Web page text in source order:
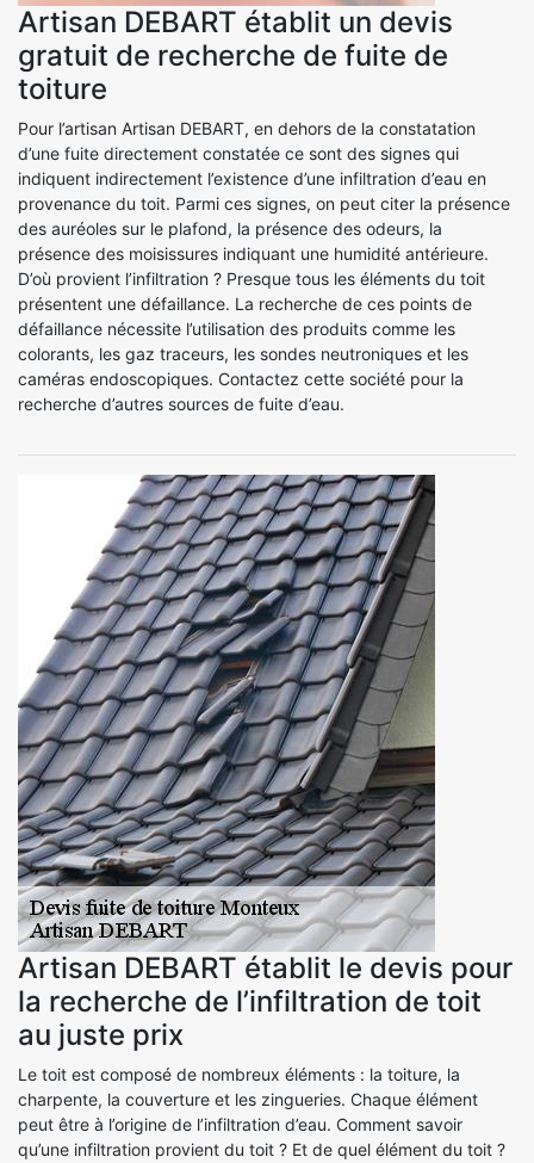
Artisan DEBART établit un devis
gratuit de recherche de fuite de
toiture
Pour l’artisan Artisan DEBART, en dehors de la constatation
d’une fuite directement constatée ce sont des signes qui
indiquent indirectement l’existence d’une infiltration d’eau en
provenance du toit. Parmi ces signes, on peut citer la présence
des auréoles sur le plafond, la présence des odeurs, la
présence des moisissures indiquant une humidité antérieure.
D’où provient l’infiltration ? Presque tous les éléments du toit
présentent une défaillance. La recherche de ces points de
défaillance nécessite l’utilisation des produits comme les
colorants, les gaz traceurs, les sondes neutroniques et les
caméras endoscopiques. Contactez cette société pour la
recherche d’autres sources de fuite d’eau.
Artisan DEBART établit le devis pour
la recherche de l’infiltration de toit
au juste prix
Le toit est composé de nombreux éléments : la toiture, la
charpente, la couverture et les zingueries. Chaque élément
peut être à l’origine de l’infiltration d’eau. Comment savoir
qu’une infiltration provient du toit ? Et de quel élément du toit ?